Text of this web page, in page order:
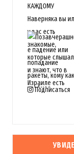
Подписаться